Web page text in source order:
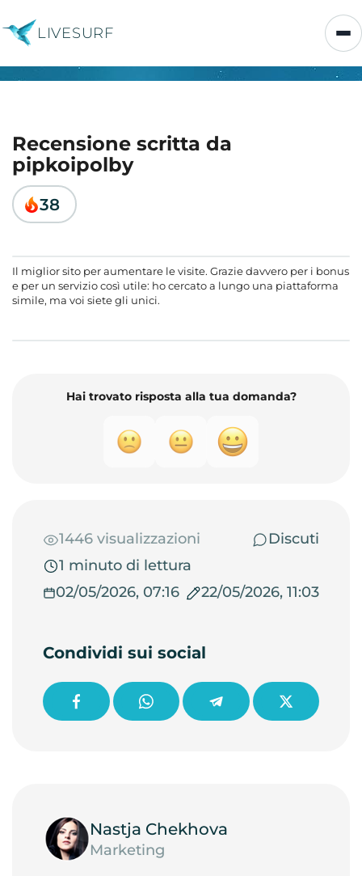
LIVESURF
Recensione scritta da
pipkoipolby
38
Il miglior sito per aumentare le visite. Grazie davvero per i bonus
e per un servizio così utile: ho cercato a lungo una piattaforma
simile, ma voi siete gli unici.
Hai trovato risposta alla tua domanda?
1446 visualizzazioni
Discuti
1 minuto di lettura
02/05/2026, 07:16
22/05/2026, 11:03
Condividi sui social
Nastja Chekhova
Marketing